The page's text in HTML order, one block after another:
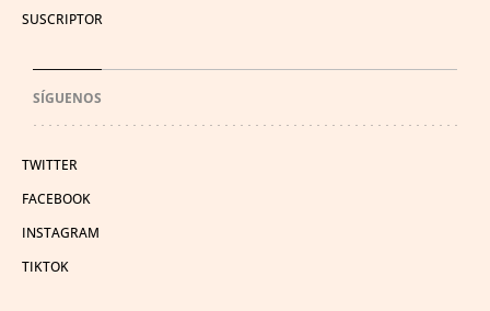
SUSCRIPTOR
SÍGUENOS
TWITTER
FACEBOOK
INSTAGRAM
TIKTOK